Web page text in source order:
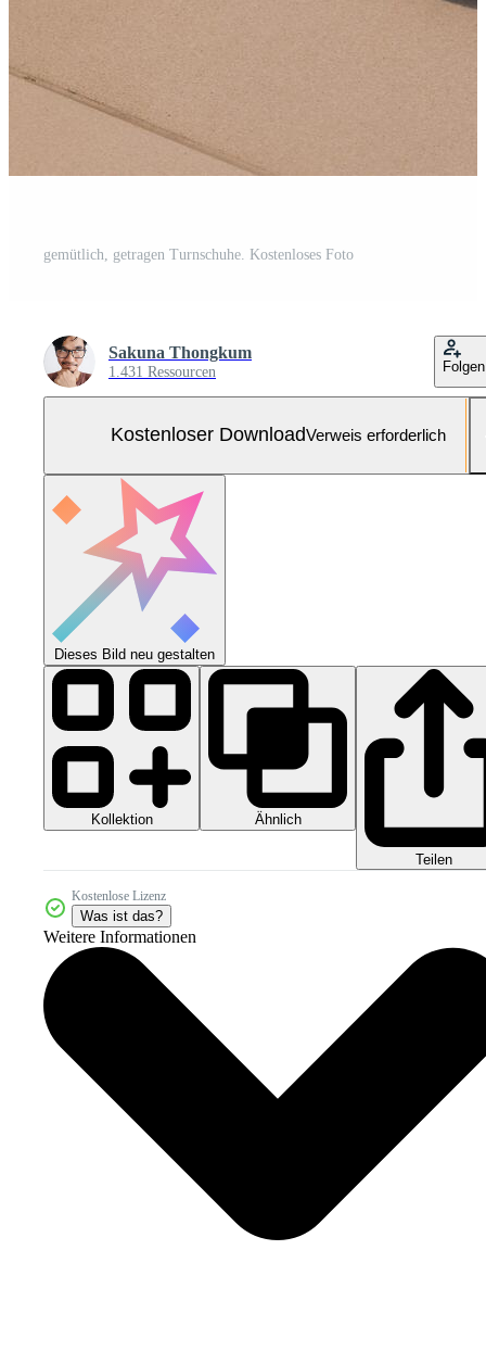
gemütlich, getragen Turnschuhe. Kostenloses Foto
Sakuna Thongkum
1.431 Ressourcen Folgen
Kostenloser DownloadVerweis erforderlich
Dieses Bild neu gestalten
Kollektion Ähnlich
Teilen
Kostenlose Lizenz
Was ist das?
Weitere Informationen